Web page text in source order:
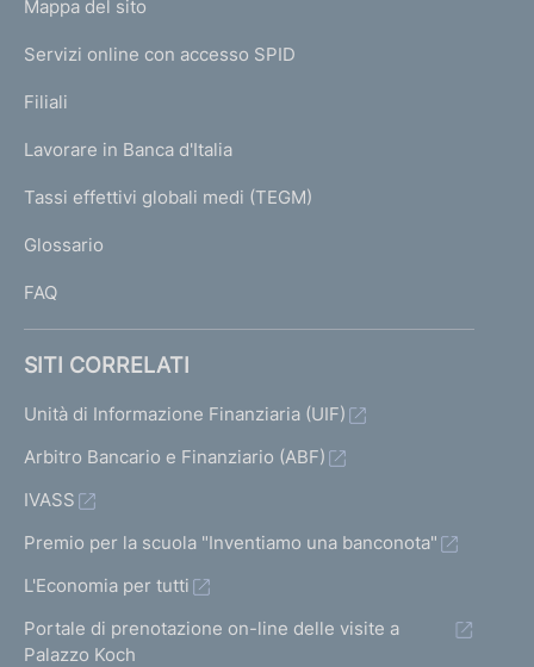
m
e
a
g
L
N
K
T
I
I
Mappa del sito
Servizi online con accesso SPID
Filiali
Lavorare in Banca d'Italia
Tassi effettivi globali medi (TEGM)
Glossario
FAQ
SITI CORRELATI
Unità di Informazione Finanziaria (UIF)
Arbitro Bancario e Finanziario (ABF)
IVASS
Premio per la scuola "Inventiamo una banconota"
L'Economia per tutti
Portale di prenotazione on-line delle visite a
Palazzo Koch